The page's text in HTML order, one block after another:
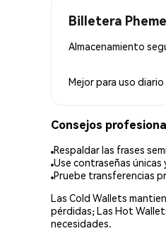
Billetera
Almacenamiento
Mejor para uso diario
Consejos
Respaldar las frases
Use contraseñas
Pruebe transferencias
Las Cold Wallets
pérdidas; Las Hot
necesidades.